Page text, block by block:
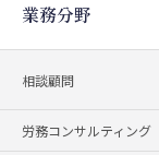
業務分野
相談顧問
労務コンサルティング